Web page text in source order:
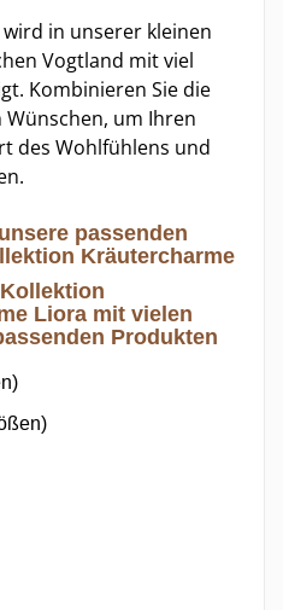
in unserer kleinen
Vogtland mit viel
Kombinieren Sie die
um Ihren
des Wohlfühlens und
passenden
Kräutercharme